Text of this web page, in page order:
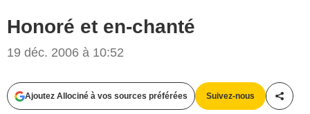
Honoré et en-chanté
19 déc. 2006 à 10:52
Ajoutez Allociné à vos sources préférées Suivez-nous